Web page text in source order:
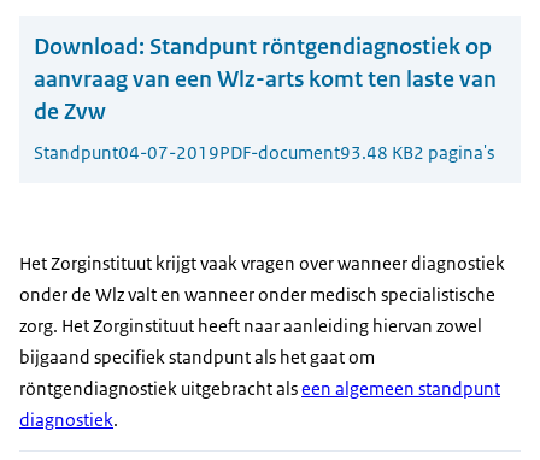
Download: Standpunt röntgendiagnostiek op
aanvraag van een Wlz-arts komt ten laste van
de Zvw
Standpunt04-07-2019PDF-document93.48 KB2 pagina's
Het Zorginstituut krijgt vaak vragen over wanneer diagnostiek
onder de Wlz valt en wanneer onder medisch specialistische
zorg. Het Zorginstituut heeft naar aanleiding hiervan zowel
bijgaand specifiek standpunt als het gaat om
röntgendiagnostiek uitgebracht alseen algemeen standpunt
diagnostiek.